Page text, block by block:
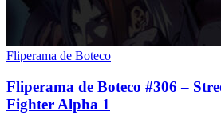
Fliperama de Boteco
Fliperama de Boteco #306 –
Fighter Alpha 1